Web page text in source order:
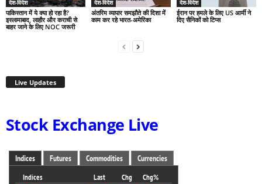
देश-विदेश
पाकिस्तान में ये क्या हो रहा है?
इस्लामाबाद, लाहौर और कराची से
बाहर जाने के लिए NOC जरूरी
देश-विदेश
अंतरिम व्यापार समझौते की दिशा में
काम कर रहे भारत-अमेरिका
देश-विदेश
ईरान पर हमले के लिए US आर्मी ने
दिए सैनिकों को टिप्स
Live Updates
Stock Exchange Live